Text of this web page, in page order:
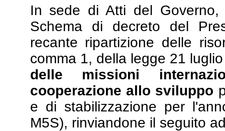
In sede di Atti del Governo,
Schema di decreto del
recante ripartizione delle
comma 1, della legge 21
delle missioni
cooperazione allo sviluppo
e di stabilizzazione per
M5S), rinviandone il seguito